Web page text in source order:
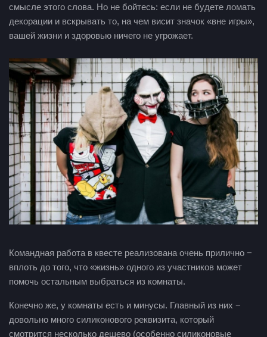
смысле этого слова. Но не бойтесь: если не будете ломать
декорации и вскрывать то, на чем висит значок «вне игры»,
вашей жизни и здоровью ничего не угрожает.
Командная работа в квесте реализована очень прилично −
вплоть до того, что «жизнь» одного из участников может
помочь остальным выбраться из комнаты.
Конечно же, у комнаты есть и минусы. Главный из них −
довольно много силиконового реквизита, который
смотрится несколько дешево (особенно силиконовые